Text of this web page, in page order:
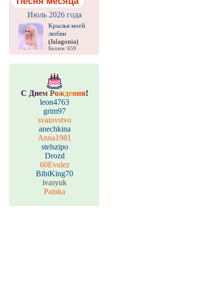
Июль 2026 года
Крылья моей
любви
(Jalagonia)
Баллов: 659
С Днем Рождения!
leon4763
grim97
svatovstvo
anechkina
Anna1981
stelszipo
Drozd
60Evulez
BibiKing70
ivasyuk
Painka